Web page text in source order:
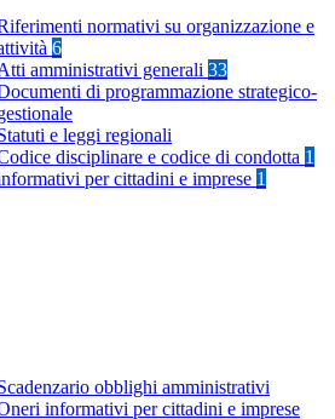
normativi su organizzazione e
6
amministrativi generali 33
di programmazione strategico-
e leggi regionali
disciplinare e codice di condotta 1
per cittadini e imprese 1
obblighi amministrativi
informativi per cittadini e imprese